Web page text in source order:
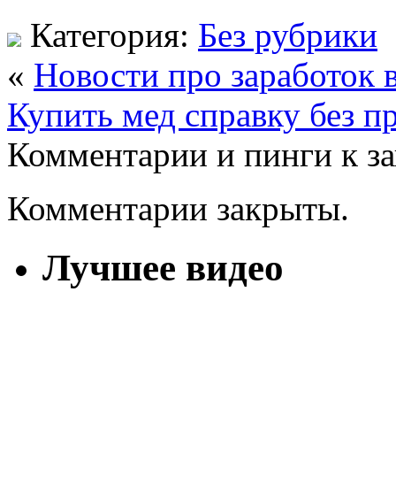
Категория: Без рубрики
« Новости про заработок
Купить мед справку без
Комментарии и пинги к
Комментарии закрыты.
Лучшее видео